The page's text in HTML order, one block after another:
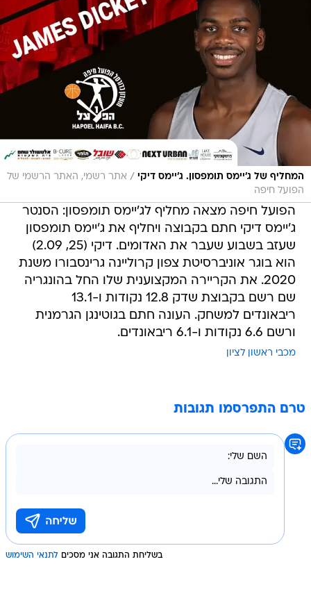
המחליף של ג'יימס תומפסון. ג'יימס דיקי / אתר רשמי, האתר הרשמי של
הפועל חיפה
הפועל חיפה מצאה מחליף לג'יימס תומפסון: הסנטר
ג'יימס דיקי חתם בקבוצה ויחליף את ג'יימס תומפסון
שעזב בשבוע שעבר את האדומים. דיקי (25, 2.09)
הוא בוגר אוניברסיטת צפון קרוליינה גרינסבורו משנת
2020. את הקריירה המקצוענית שלו החל בהונגריה
שם רשם בקבוצת שדק 12.8 נקודות ו-13.1
ריבאונדים למשחק. העונה חתם בגוטינגן הגרמנית
ורשם 6.6 נקודות ו-6.1 ריבאונדים.
מכבי ראשון לציון
טרם התפרסמו תגובות
בשליחת התגובה אני מסכים לתנאי השימוש